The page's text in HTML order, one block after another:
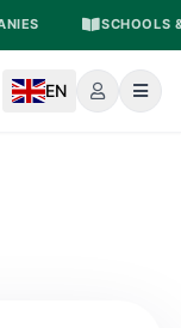
SCHOOLS
EN